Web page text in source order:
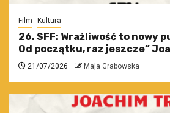
Film Kultura
26. SFF: Wrażliwość to nowy
Od początku, raz jeszcze”
21/07/2026 Maja Grabowska